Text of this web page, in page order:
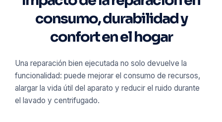
consumo, durabilidad y
confort en el hogar
Una reparación bien ejecutada no solo devuelve la
funcionalidad: puede mejorar el consumo de recursos,
alargar la vida útil del aparato y reducir el ruido durante
el lavado y centrifugado.